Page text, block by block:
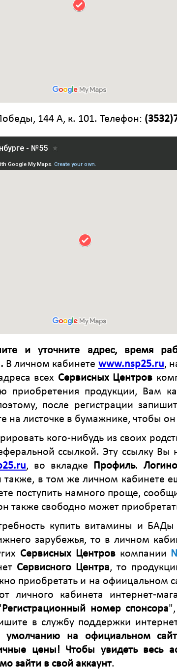
144 А, к. 101. Телефон:
и уточните адрес, время
В личном кабинете www.nsp25.ru,
всех Сервисных Центров
приобретения продукции, Вам
после регистрации
на листочке в бумажнике, чтобы
кого-нибудь из своих
ссылкой. Эту ссылку
, во вкладке Профиль.
также, в том же личном кабинете
поступить намного проще,
также свободно может
купить витамины и БАДы
зарубежья, то в личном
Сервисных Центровкомпании
Сервисного Центра, то
приобретать и на офиицальном
личного кабинета интернет-
Регистрационный номер спонсора
в службу поддержки
умолчанию на официальном
цены! Чтобы увидеть весь
зайти в свой аккаунт.